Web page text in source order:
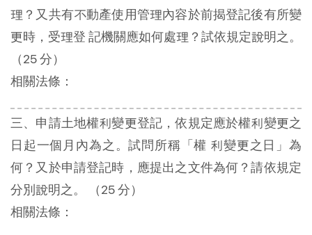
理？又共有不動產使用管理內容於前揭登記後有所變
更時，受理登 記機關應如何處理？試依規定說明之。
（25 分）
相關法條：
三、申請土地權利變更登記，依規定應於權利變更之
日起一個月內為之。試問所稱「權 利變更之日」為
何？又於申請登記時，應提出之文件為何？請依規定
分別說明之。 （25 分）
相關法條：